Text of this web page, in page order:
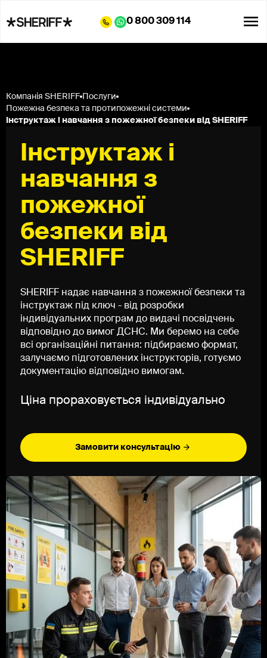
0 800 309 114
Компанія SHERIFF
Послуги
Пожежна безпека та протипожежні системи
Інструктаж і навчання з пожежної безпеки від SHERIFF
Інструктаж і
навчання з
пожежної
безпеки від
SHERIFF
SHERIFF надає навчання з пожежної безпеки та
інструктаж під ключ - від розробки
індивідуальних програм до видачі посвідчень
відповідно до вимог ДСНС. Ми беремо на себе
всі організаційні питання: підбираємо формат,
залучаємо підготовлених інструкторів, готуємо
документацію відповідно вимогам.
Ціна прораховується індивідуально
Замовити консультацію